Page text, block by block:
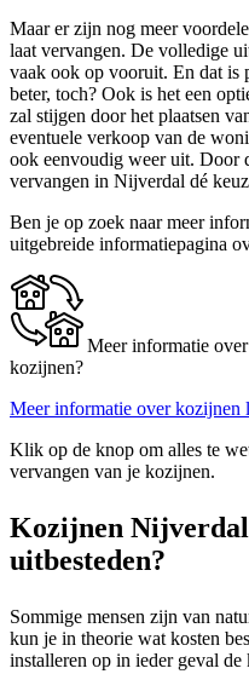
Maar er zijn nog meer
laat vervangen. De volledige
vaak ook op vooruit. En dat is
beter, toch? Ook is het een
zal stijgen door het plaatsen
eventuele verkoop van de
ook eenvoudig weer uit. Door
vervangen in Nijverdal dé
Ben je op zoek naar meer
uitgebreide informatiepagina
Meer informatie
kozijnen?
Meer informatie over kozijnen
Klik op de knop om alles te
vervangen van je kozijnen.
Kozijnen
uitbesteden?
Sommige mensen zijn van
kun je in theorie wat kosten
installeren op in ieder geval